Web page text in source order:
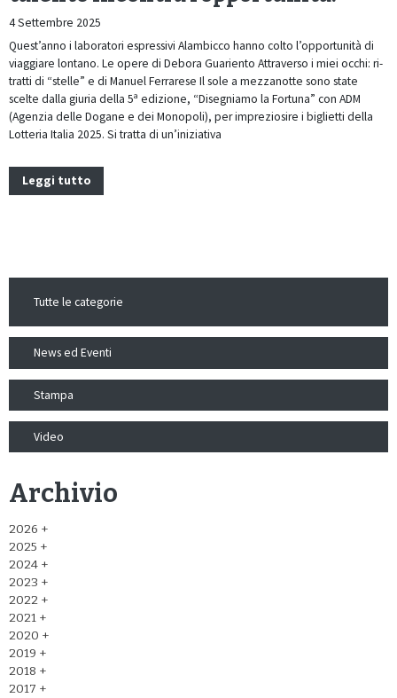
4 Settembre 2025
Quest’anno i laboratori espressivi Alambicco hanno colto l’opportunità di
viaggiare lontano. Le opere di Debora Guariento Attraverso i miei occhi: ri-
tratti di “stelle” e di Manuel Ferrarese Il sole a mezzanotte sono state
scelte dalla giuria della 5ª edizione, “Disegniamo la Fortuna” con ADM
(Agenzia delle Dogane e dei Monopoli), per impreziosire i biglietti della
Lotteria Italia 2025. Si tratta di un’iniziativa
Leggi tutto
Tutte le categorie
News ed Eventi
Stampa
Video
Archivio
2026
2025
2024
2023
2022
2021
2020
2019
2018
2017